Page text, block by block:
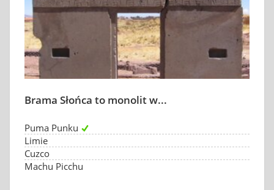
Brama Słońca to monolit w...
Puma Punku
Limie
Cuzco
Machu Picchu